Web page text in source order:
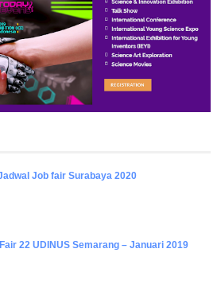
Job fair Surabaya 2020
22 UDINUS Semarang – Januari 2019